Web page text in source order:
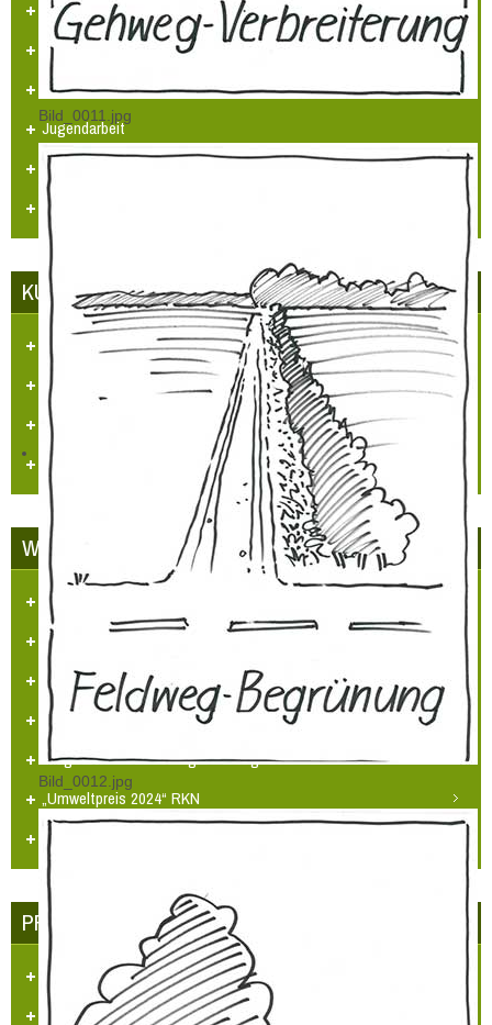
Bild_0011.jpg
Bild_0012.jpg
Adventsfenster 2025
Arbeitskreissitzung
Veranstaltungskalender
Jugendarbeit
Neues Logo
Orgelbau
KUNST UND KULTUR
Aufgaben und Ziele
Kontakt
Veranstaltungen
Videos
WETTBEWERBE
Unser Dorf hat Zukunft
LBS Zukunftspreis NRW 2014
„Heimatpreis 2019 KHB e.V.“
Heimatpreis Stadt Grevenbroich
BürgerPREIS 2020 Bürgerstiftung GV
„Umweltpreis 2024“ RKN
Urkunden/Preise
PRESSE - ECHO
Dorfzeitung "Et Blättche"
Regionale Presse